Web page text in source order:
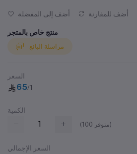
أضف إلى المفضلة أضف للمقارنة
منتج خاص بالمتجر
مراسلة البائع
السعر
65/1
الكمية
(100 متوفر)
السعر الإجمالي